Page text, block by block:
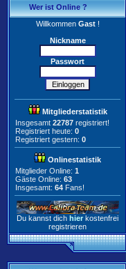
Wer ist Online ?
WillkommenGast!
Nickname
Passwort
Mitgliederstatistik
Insgesamt 22787 registriert!
Registriert heute: 0
Registriert gestern: 0
Onlinestatistik
Mitglieder Online: 1
Gäste Online: 63
Insgesamt: 64 Fans!
Du kannst dich hier kostenfrei
registrieren